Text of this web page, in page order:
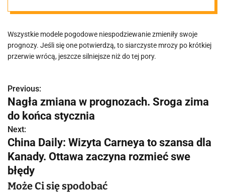
tygodnie
Wszystkie modele pogodowe niespodziewanie zmieniły swoje
prognozy. Jeśli się one potwierdzą, to siarczyste mrozy po krótkiej
przerwie wrócą, jeszcze silniejsze niż do tej pory.
N
a
w
i
g
a
Previous:
Nagła zmiana w prognozach. Sroga zima
do końca stycznia
Next:
China Daily: Wizyta Carneya to szansa dla
Kanady. Ottawa zaczyna rozmieć swe
błędy
Może Ci się spodobać